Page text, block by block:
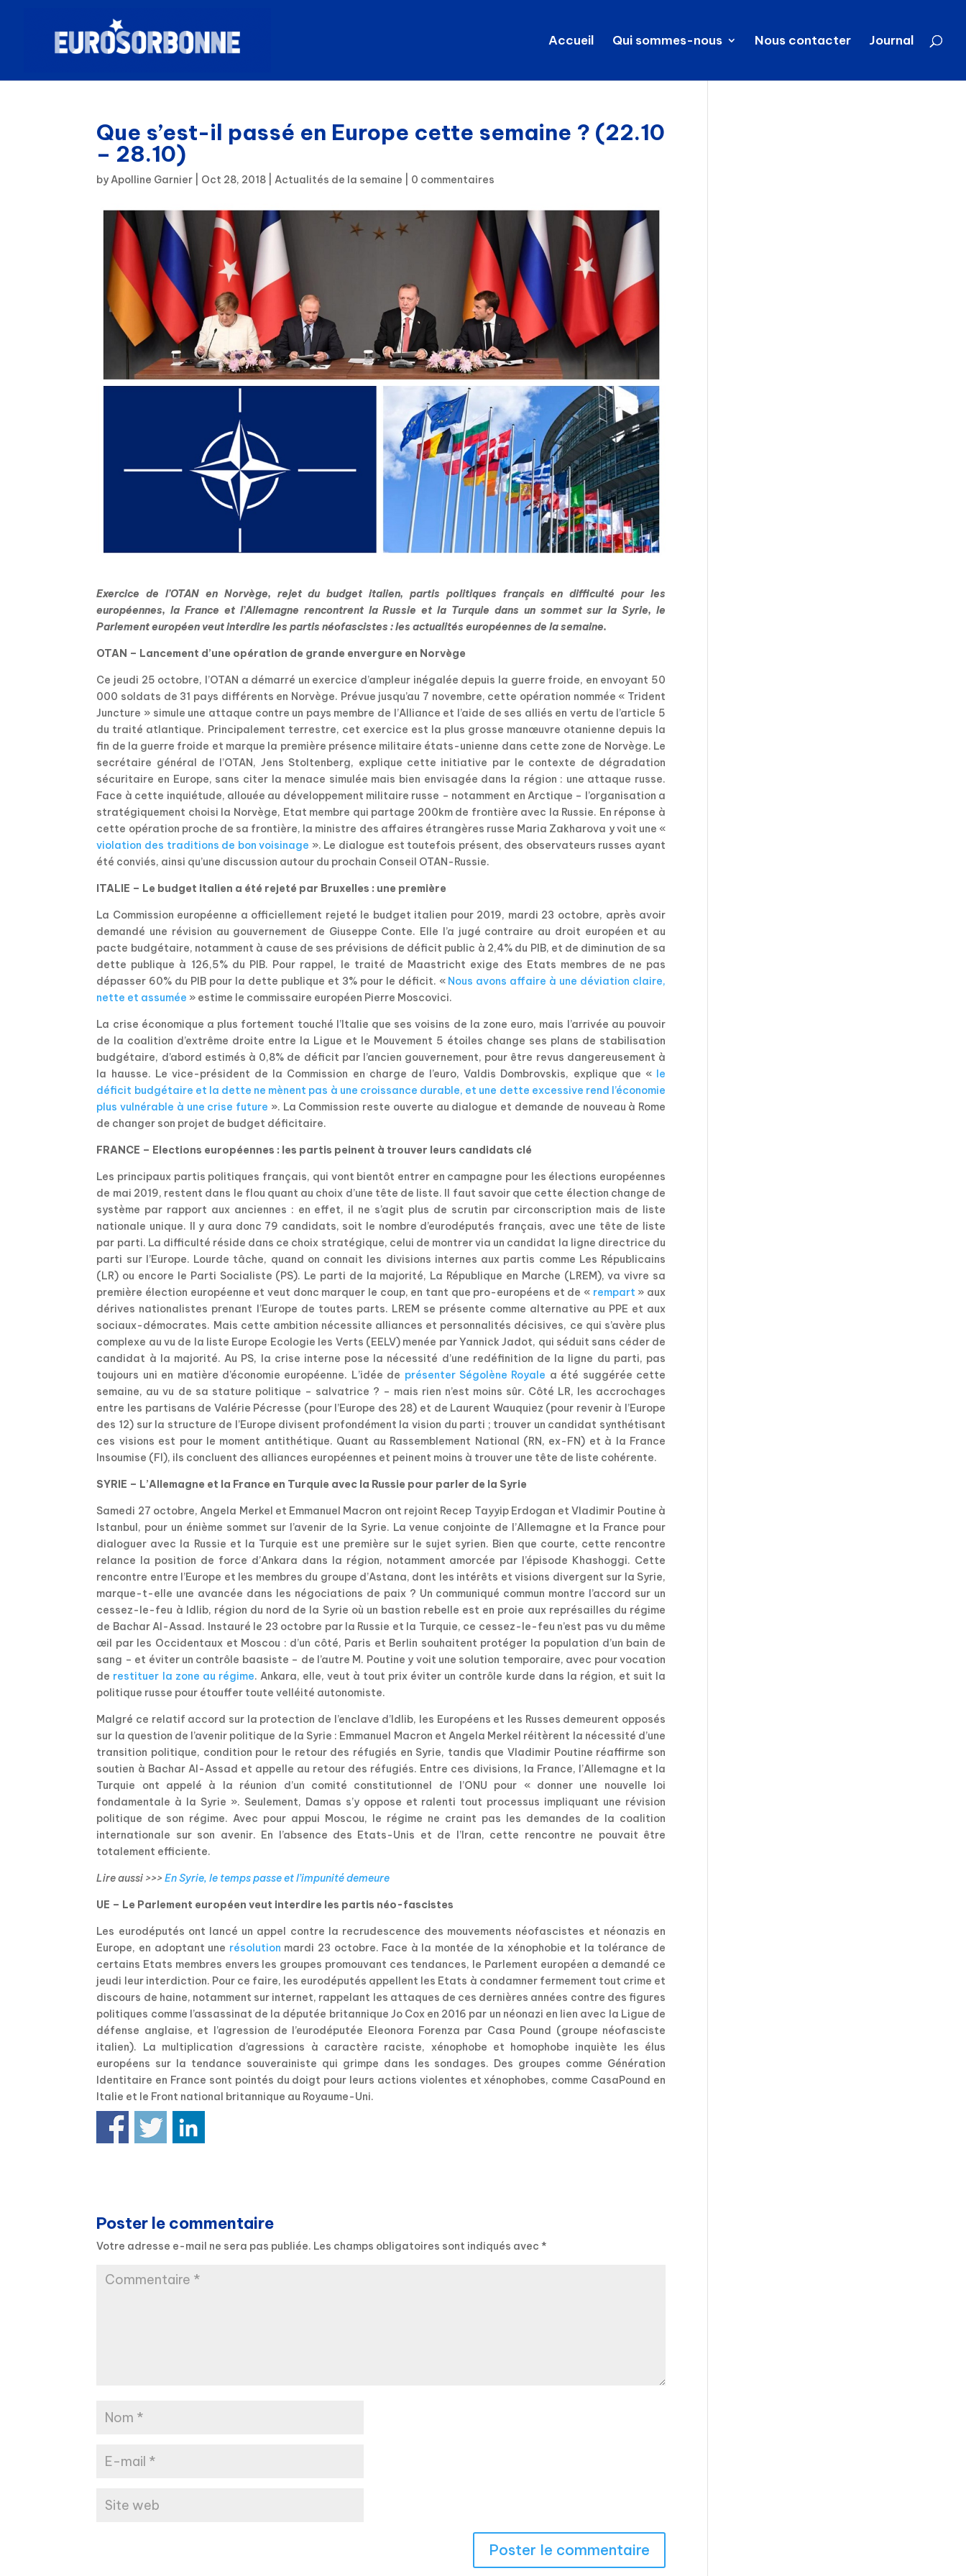
Accueil Qui sommes-nous Nous contacter Journal
Que s’est-il passé en Europe cette semaine ? (22.10
– 28.10)
byApolline Garnier Oct 28, 2018 |Actualités de la semaine 0 commentaires
Exercice de l’OTAN en Norvège, rejet du budget italien, partis politiques français en difficulté pour les
européennes, la France et l’Allemagne rencontrent la Russie et la Turquie dans un sommet sur la Syrie, le
Parlement européen veut interdire les partis néofascistes : les actualités européennes de la semaine.
OTAN – Lancement d’une opération de grande envergure en Norvège
Ce jeudi 25 octobre, l’OTAN a démarré un exercice d’ampleur inégalée depuis la guerre froide, en envoyant 50
000 soldats de 31 pays différents en Norvège. Prévue jusqu’au 7 novembre, cette opération nommée « Trident
Juncture » simule une attaque contre un pays membre de l’Alliance et l’aide de ses alliés en vertu de l’article 5
du traité atlantique. Principalement terrestre, cet exercice est la plus grosse manœuvre otanienne depuis la
fin de la guerre froide et marque la première présence militaire états-unienne dans cette zone de Norvège. Le
secrétaire général de l’OTAN, Jens Stoltenberg, explique cette initiative par le contexte de dégradation
sécuritaire en Europe, sans citer la menace simulée mais bien envisagée dans la région : une attaque russe.
Face à cette inquiétude, allouée au développement militaire russe – notamment en Arctique – l’organisation a
stratégiquement choisi la Norvège, Etat membre qui partage 200km de frontière avec la Russie. En réponse à
cette opération proche de sa frontière, la ministre des affaires étrangères russe Maria Zakharova y voit une «
violation des traditions de bon voisinage ». Le dialogue est toutefois présent, des observateurs russes ayant
été conviés, ainsi qu’une discussion autour du prochain Conseil OTAN-Russie.
ITALIE – Le budget italien a été rejeté par Bruxelles : une première
La Commission européenne a officiellement rejeté le budget italien pour 2019, mardi 23 octobre, après avoir
demandé une révision au gouvernement de Giuseppe Conte. Elle l’a jugé contraire au droit européen et au
pacte budgétaire, notamment à cause de ses prévisions de déficit public à 2,4% du PIB, et de diminution de sa
dette publique à 126,5% du PIB. Pour rappel, le traité de Maastricht exige des Etats membres de ne pas
dépasser 60% du PIB pour la dette publique et 3% pour le déficit. « Nous avons affaire à une déviation claire,
nette et assumée » estime le commissaire européen Pierre Moscovici.
La crise économique a plus fortement touché l’Italie que ses voisins de la zone euro, mais l’arrivée au pouvoir
de la coalition d’extrême droite entre la Ligue et le Mouvement 5 étoiles change ses plans de stabilisation
budgétaire, d’abord estimés à 0,8% de déficit par l’ancien gouvernement, pour être revus dangereusement à
la hausse. Le vice-président de la Commission en charge de l’euro, Valdis Dombrovskis, explique que « le
déficit budgétaire et la dette ne mènent pas à une croissance durable, et une dette excessive rend l’économie
plus vulnérable à une crise future ». La Commission reste ouverte au dialogue et demande de nouveau à Rome
de changer son projet de budget déficitaire.
FRANCE – Elections européennes : les partis peinent à trouver leurs candidats clé
Les principaux partis politiques français, qui vont bientôt entrer en campagne pour les élections européennes
de mai 2019, restent dans le flou quant au choix d’une tête de liste. Il faut savoir que cette élection change de
système par rapport aux anciennes : en effet, il ne s’agit plus de scrutin par circonscription mais de liste
nationale unique. Il y aura donc 79 candidats, soit le nombre d’eurodéputés français, avec une tête de liste
par parti. La difficulté réside dans ce choix stratégique, celui de montrer via un candidat la ligne directrice du
parti sur l’Europe. Lourde tâche, quand on connait les divisions internes aux partis comme Les Républicains
(LR) ou encore le Parti Socialiste (PS). Le parti de la majorité, La République en Marche (LREM), va vivre sa
première élection européenne et veut donc marquer le coup, en tant que pro-européens et de « rempart » aux
dérives nationalistes prenant l’Europe de toutes parts. LREM se présente comme alternative au PPE et aux
sociaux-démocrates. Mais cette ambition nécessite alliances et personnalités décisives, ce qui s’avère plus
complexe au vu de la liste Europe Ecologie les Verts (EELV) menée par Yannick Jadot, qui séduit sans céder de
candidat à la majorité. Au PS, la crise interne pose la nécessité d’une redéfinition de la ligne du parti, pas
toujours uni en matière d’économie européenne. L’idée de présenter Ségolène Royale a été suggérée cette
semaine, au vu de sa stature politique – salvatrice ? – mais rien n’est moins sûr. Côté LR, les accrochages
entre les partisans de Valérie Pécresse (pour l’Europe des 28) et de Laurent Wauquiez (pour revenir à l’Europe
des 12) sur la structure de l’Europe divisent profondément la vision du parti ; trouver un candidat synthétisant
ces visions est pour le moment antithétique. Quant au Rassemblement National (RN, ex-FN) et à la France
Insoumise (FI), ils concluent des alliances européennes et peinent moins à trouver une tête de liste cohérente.
SYRIE – L’Allemagne et la France en Turquie avec la Russie pour parler de la Syrie
Samedi 27 octobre, Angela Merkel et Emmanuel Macron ont rejoint Recep Tayyip Erdogan et Vladimir Poutine à
Istanbul, pour un énième sommet sur l’avenir de la Syrie. La venue conjointe de l’Allemagne et la France pour
dialoguer avec la Russie et la Turquie est une première sur le sujet syrien. Bien que courte, cette rencontre
relance la position de force d’Ankara dans la région, notamment amorcée par l’épisode Khashoggi. Cette
rencontre entre l’Europe et les membres du groupe d’Astana, dont les intérêts et visions divergent sur la Syrie,
marque-t-elle une avancée dans les négociations de paix ? Un communiqué commun montre l’accord sur un
cessez-le-feu à Idlib, région du nord de la Syrie où un bastion rebelle est en proie aux représailles du régime
de Bachar Al-Assad. Instauré le 23 octobre par la Russie et la Turquie, ce cessez-le-feu n’est pas vu du même
œil par les Occidentaux et Moscou : d’un côté, Paris et Berlin souhaitent protéger la population d’un bain de
sang – et éviter un contrôle baasiste – de l’autre M. Poutine y voit une solution temporaire, avec pour vocation
de restituer la zone au régime. Ankara, elle, veut à tout prix éviter un contrôle kurde dans la région, et suit la
politique russe pour étouffer toute velléité autonomiste.
Malgré ce relatif accord sur la protection de l’enclave d’Idlib, les Européens et les Russes demeurent opposés
sur la question de l’avenir politique de la Syrie : Emmanuel Macron et Angela Merkel réitèrent la nécessité d’une
transition politique, condition pour le retour des réfugiés en Syrie, tandis que Vladimir Poutine réaffirme son
soutien à Bachar Al-Assad et appelle au retour des réfugiés. Entre ces divisions, la France, l’Allemagne et la
Turquie ont appelé à la réunion d’un comité constitutionnel de l’ONU pour « donner une nouvelle loi
fondamentale à la Syrie ». Seulement, Damas s’y oppose et ralenti tout processus impliquant une révision
politique de son régime. Avec pour appui Moscou, le régime ne craint pas les demandes de la coalition
internationale sur son avenir. En l’absence des Etats-Unis et de l’Iran, cette rencontre ne pouvait être
totalement efficiente.
Lire aussi >>>En Syrie, le temps passe et l’impunité demeure
UE – Le Parlement européen veut interdire les partis néo-fascistes
Les eurodéputés ont lancé un appel contre la recrudescence des mouvements néofascistes et néonazis en
Europe, en adoptant une résolution mardi 23 octobre. Face à la montée de la xénophobie et la tolérance de
certains Etats membres envers les groupes promouvant ces tendances, le Parlement européen a demandé ce
jeudi leur interdiction. Pour ce faire, les eurodéputés appellent les Etats à condamner fermement tout crime et
discours de haine, notamment sur internet, rappelant les attaques de ces dernières années contre des figures
politiques comme l’assassinat de la députée britannique Jo Cox en 2016 par un néonazi en lien avec la Ligue de
défense anglaise, et l’agression de l’eurodéputée Eleonora Forenza par Casa Pound (groupe néofasciste
italien). La multiplication d’agressions à caractère raciste, xénophobe et homophobe inquiète les élus
européens sur la tendance souverainiste qui grimpe dans les sondages. Des groupes comme Génération
Identitaire en France sont pointés du doigt pour leurs actions violentes et xénophobes, comme CasaPound en
Italie et le Front national britannique au Royaume-Uni.
Poster le commentaire
Votre adresse e-mail ne sera pas publiée. Les champs obligatoires sont indiqués avec*